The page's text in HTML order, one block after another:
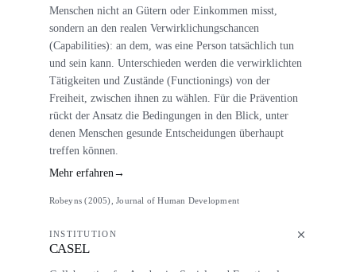
Menschen nicht an Gütern oder Einkommen misst,
sondern an den realen Verwirklichungschancen
(Capabilities): an dem, was eine Person tatsächlich tun
und sein kann. Unterschieden werden die verwirklichten
Tätigkeiten und Zustände (Functionings) von der
Freiheit, zwischen ihnen zu wählen. Für die Prävention
rückt der Ansatz die Bedingungen in den Blick, unter
denen Menschen gesunde Entscheidungen überhaupt
treffen können.
Mehr erfahren→
Robeyns (2005), Journal of Human Development
INSTITUTION
CASEL